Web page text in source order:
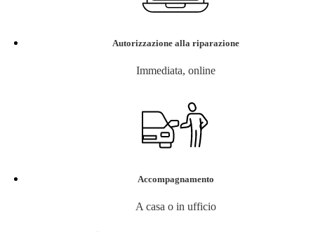
Autorizzazione alla riparazione
Immediata, online
Accompagnamento
A casa o in ufficio